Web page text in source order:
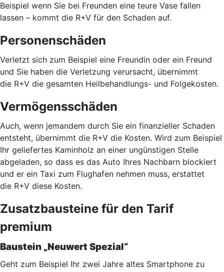
Beispiel wenn Sie bei Freunden eine teure Vase fallen
lassen – kommt die R+V für den Schaden auf.
Personenschäden
Verletzt sich zum Beispiel eine Freundin oder ein Freund
und Sie haben die Verletzung verursacht, übernimmt
die R+V die gesamten Heilbehandlungs- und Folgekosten.
Vermögensschäden
Auch, wenn jemandem durch Sie ein finanzieller Schaden
entsteht, übernimmt die R+V die Kosten. Wird zum Beispiel
Ihr geliefertes Kaminholz an einer ungünstigen Stelle
abgeladen, so dass es das Auto Ihres Nachbarn blockiert
und er ein Taxi zum Flughafen nehmen muss, erstattet
die R+V diese Kosten.
Zusatzbausteine für den Tarif
premium
Baustein „Neuwert Spezial“
Geht zum Beispiel Ihr zwei Jahre altes Smartphone zu